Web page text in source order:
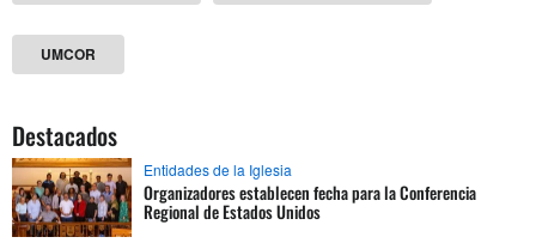
UMCOR
Destacados
Entidades de la Iglesia
Organizadores establecen fecha para la Conferencia
Regional de Estados Unidos